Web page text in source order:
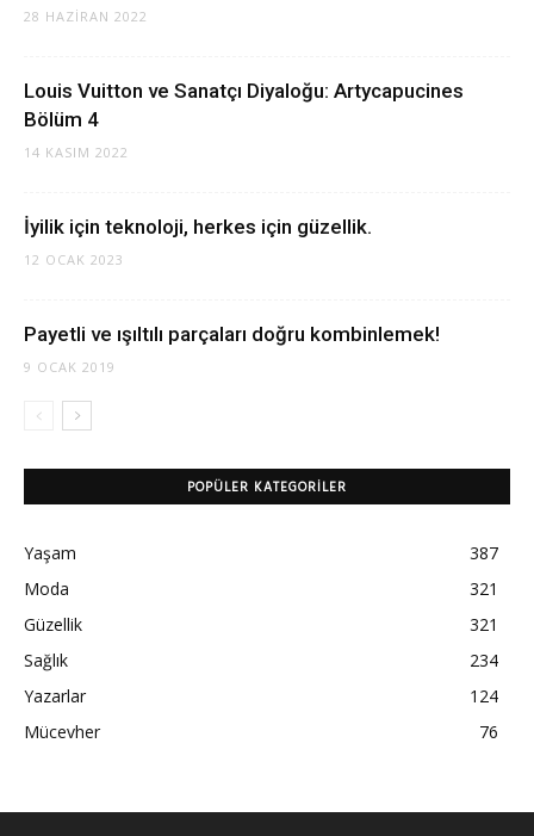
28 HAZIRAN 2022
Louis Vuitton ve Sanatçı Diyaloğu: Artycapucines
Bölüm 4
14 KASIM 2022
İyilik için teknoloji, herkes için güzellik.
12 OCAK 2023
Payetli ve ışıltılı parçaları doğru kombinlemek!
9 OCAK 2019
POPÜLER KATEGORILER
Yaşam
387
Moda
321
Güzellik
321
Sağlık
234
Yazarlar
124
Mücevher
76